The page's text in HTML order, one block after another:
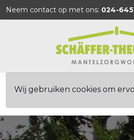
Neem contact op met ons: 024-645
Wij gebruiken cookies om